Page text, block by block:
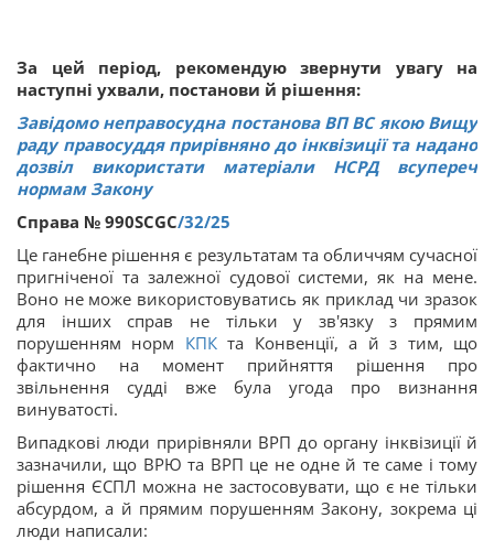
За цей період, рекомендую звернути увагу на
наступні ухвали, постанови й рішення:
Завідомо неправосудна постанова ВП ВС якою Вищу
раду правосуддя прирівняно до інквізиції та надано
дозвіл використати матеріали НСРД всупереч
нормам Закону
Справа № 990SCGC/32/25
Це ганебне рішення є результатам та обличчям сучасної
пригніченої та залежної судової системи, як на мене.
Воно не може використовуватись як приклад чи зразок
для інших справ не тільки у зв'язку з прямим
порушенням норм КПКта Конвенції, а й з тим, що
фактично на момент прийняття рішення про
звільнення судді вже була угода про визнання
винуватості.
Випадкові люди прирівняли ВРП до органу інквізиції й
зазначили, що ВРЮ та ВРП це не одне й те саме і тому
рішення ЄСПЛ можна не застосовувати, що є не тільки
абсурдом, а й прямим порушенням Закону, зокрема ці
люди написали: